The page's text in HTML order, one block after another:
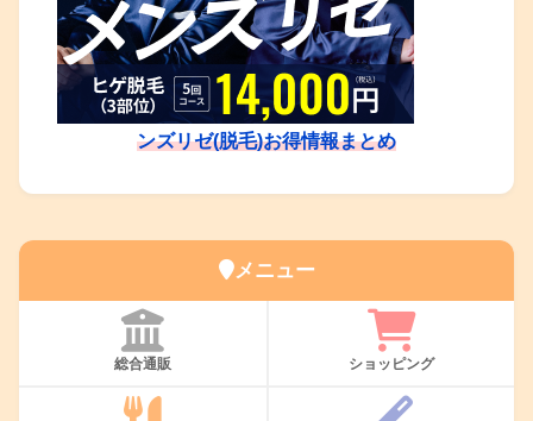
ンズリゼ(脱毛)お得情報まとめ
メニュー
総合通販 ショッピング